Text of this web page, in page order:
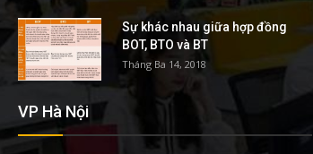
Sự khác nhau giữa hợp đồng
BOT, BTO và BT
Tháng Ba 14, 2018
VP Hà Nội